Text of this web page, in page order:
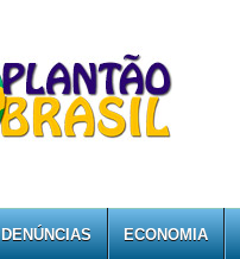
DENÚNCIAS ECONOMIA